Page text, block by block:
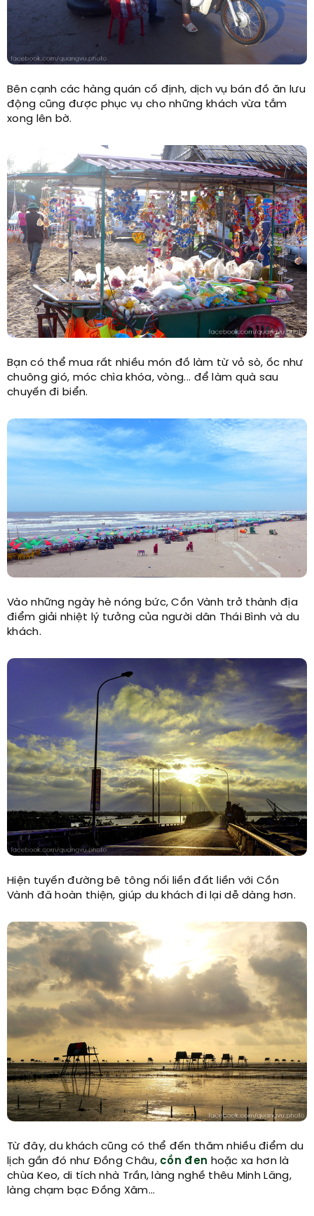
Bên cạnh các hàng quán cố định, dịch vụ bán đồ ăn lưu
động cũng được phục vụ cho những khách vừa tắm
xong lên bờ.
Bạn có thể mua rất nhiều món đồ làm từ vỏ sò, ốc như
chuông gió, móc chìa khóa, vòng... để làm quà sau
chuyến đi biển.
Vào những ngày hè nóng bức, Cồn Vành trở thành địa
điểm giải nhiệt lý tưởng của người dân Thái Bình và du
khách.
Hiện tuyến đường bê tông nối liền đất liền với Cồn
Vành đã hoàn thiện, giúp du khách đi lại dễ dàng hơn.
Từ đây, du khách cũng có thể đến thăm nhiều điểm du
lịch gần đó như Đồng Châu, cồn đen hoặc xa hơn là
chùa Keo, di tích nhà Trần, làng nghề thêu Minh Lãng,
làng chạm bạc Đồng Xâm...